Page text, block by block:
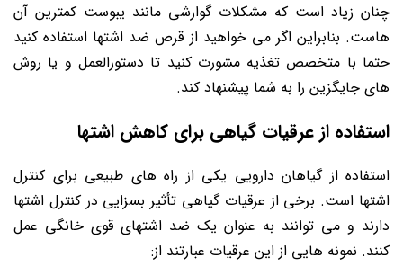
چنان زیاد است که مشکلات گوارشی مانند یبوست کمترین آن
هاست. بنابراین اگر می خواهید از قرص ضد اشتها استفاده کنید
حتما با متخصص تغذیه مشورت کنید تا دستورالعمل و یا روش
های جایگزین را به شما پیشنهاد کند.
استفاده از عرقیات گیاهی برای کاهش اشتها
استفاده از گیاهان دارویی یکی از راه های طبیعی برای کنترل
اشتها است. برخی از عرقیات گیاهی تأثیر بسزایی در کنترل اشتها
دارند و می توانند به عنوان یک ضد اشتهای قوی خانگی عمل
کنند. نمونه هایی از این عرقیات عبارتند از: